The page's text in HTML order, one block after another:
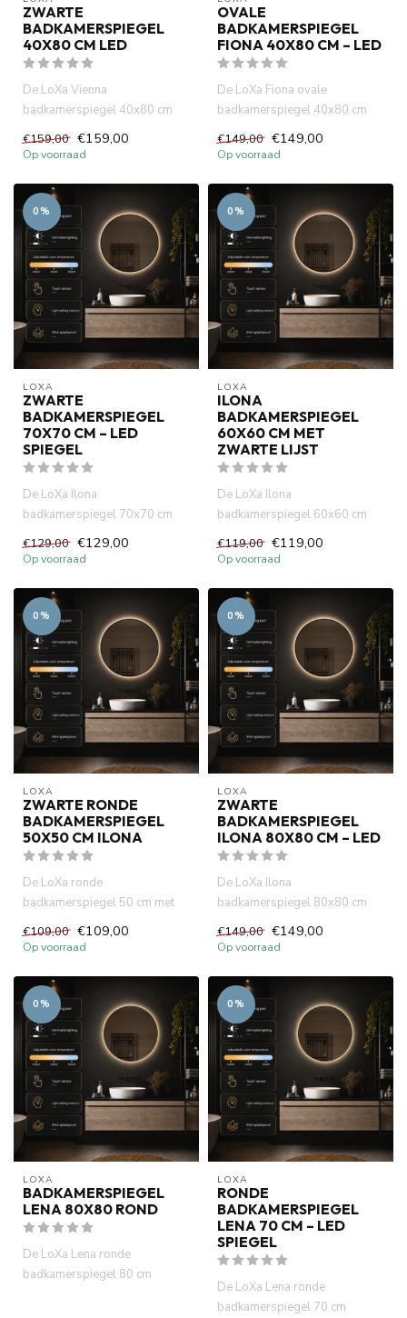
ZWARTE
BADKAMERSPIEGEL
40X80 CM LED
De LoXa Vienna
badkamerspiegel 40x80 cm
met zwarte lijst combineert een
slank de...
€159,00 €159,00
Op voorraad
OVALE
BADKAMERSPIEGEL
FIONA 40X80 CM – LED
De LoXa Fiona ovale
badkamerspiegel 40x80 cm
combineert een elegant design
met d...
€149,00 €149,00
Op voorraad
0%
LOXA
ZWARTE
BADKAMERSPIEGEL
70X70 CM – LED
SPIEGEL
De LoXa Ilona
badkamerspiegel 70x70 cm
met zwarte lijst combineert een
strak vie...
€129,00 €129,00
Op voorraad
0%
LOXA
ILONA
BADKAMERSPIEGEL
60X60 CM MET
ZWARTE LIJST
De LoXa Ilona
badkamerspiegel 60x60 cm
met zwarte lijst combineert een
modern vi...
€119,00 €119,00
Op voorraad
0%
LOXA
ZWARTE RONDE
BADKAMERSPIEGEL
50X50 CM ILONA
De LoXa ronde
badkamerspiegel 50 cm met
zwarte lijst combineert een
modern desig...
€109,00 €109,00
Op voorraad
0%
LOXA
ZWARTE
BADKAMERSPIEGEL
ILONA 80X80 CM – LED
De LoXa Ilona
badkamerspiegel 80x80 cm
met zwarte lijst combineert een
modern vi...
€149,00 €149,00
Op voorraad
0%
LOXA
BADKAMERSPIEGEL
LENA 80X80 ROND
De LoXa Lena ronde
badkamerspiegel 80 cm
0%
LOXA
RONDE
BADKAMERSPIEGEL
LENA 70 CM – LED
SPIEGEL
De LoXa Lena ronde
badkamerspiegel 70 cm